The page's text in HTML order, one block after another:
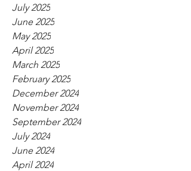
July 2025
June 2025
May 2025
April 2025
March 2025
February 2025
December 2024
November 2024
September 2024
July 2024
June 2024
April 2024